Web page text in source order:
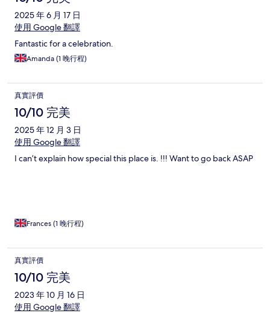
2025 年 6 月 17 日
使用 Google 翻譯
Fantastic for a celebration.
Amanda (1 晚行程)
真實評價
10/10 完美
2025 年 12 月 3 日
使用 Google 翻譯
I can’t explain how special this place is. !!! Want to go back ASAP
Frances (1 晚行程)
真實評價
10/10 完美
2023 年 10 月 16 日
使用 Google 翻譯